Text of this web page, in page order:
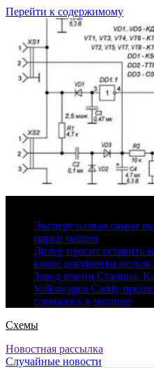
Перейти к содержимому
Эксперт назвал самые
марки машин
Дилер просит оставить
какие документы нельзя
Завод имени Сталина.
Volkswagen Caddy
сломалось в машине
Схемы
Новостная рассылка
Случайные новости